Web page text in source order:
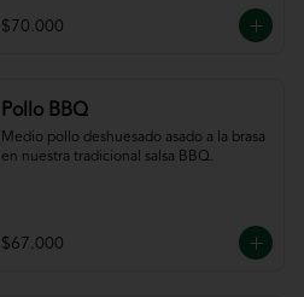
$70.000
Pollo BBQ
Medio pollo deshuesado asado a la brasa
en nuestra tradicional salsa BBQ.
$67.000